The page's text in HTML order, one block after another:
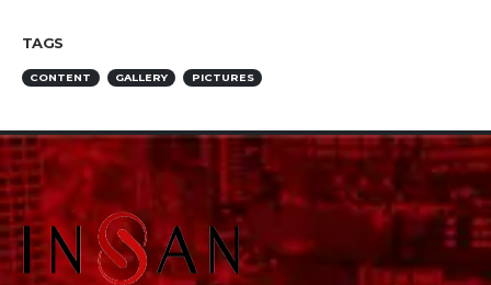
TAGS
CONTENT GALLERY PICTURES